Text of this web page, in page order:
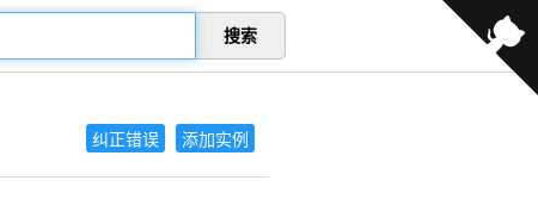
搜索
纠正错误 添加实例